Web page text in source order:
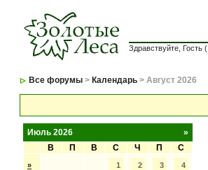
Здравствуйте, Гость (
Все форумы > Календарь > Август 2026
»
Июль 2026
В
П В С Ч П С
» 1 2 3 4